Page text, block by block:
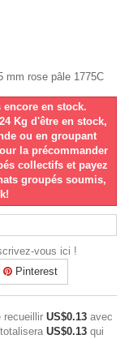
mm rose pâle 1775C
encore en stock.
Kg d'être en stock,
ou en groupant
la précommander
collectifs et payez
groupés soumis,
vous ici !
Pinterest
recueillir US$0.13 avec
US$0.13 qui